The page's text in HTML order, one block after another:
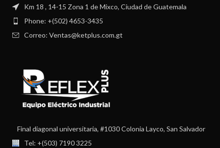
Km 18 , 14-15 Zona 1 de Mixco, Ciudad de Guatemala
Phone: +(502) 4653-3435
Correo: Ventas@ketplus.com.gt
Final diagonal universitaria, #1030 Colonia Layco, San Salvador
Tel: +(503) 7190 3225